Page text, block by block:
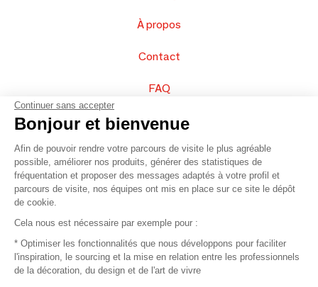
À propos
Contact
FAQ
Vendez vos produits
Plan du site
© 2016 –Organisation SAFI
Recrutement
Continuer sans accepter
Bonjour et bienvenue
Afin de pouvoir rendre votre parcours de visite le plus agréable
possible, améliorer nos produits, générer des statistiques de
fréquentation et proposer des messages adaptés à votre profil et
parcours de visite, nos équipes ont mis en place sur ce site le dépôt
de cookie.
Cela nous est nécessaire par exemple pour :
* Optimiser les fonctionnalités que nous développons pour faciliter
l'inspiration, le sourcing et la mise en relation entre les professionnels
de la décoration, du design et de l'art de vivre